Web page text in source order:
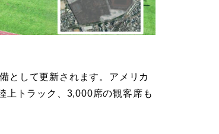
として更新されます。アメリカ
上トラック、3,000席の観客席も